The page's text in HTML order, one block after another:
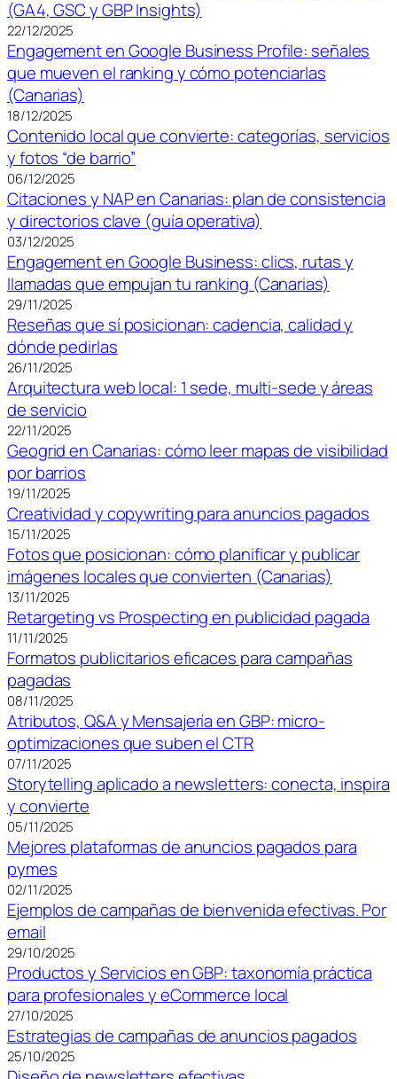
(GA4, GSC y GBP Insights)
22/12/2025
Engagement en Google Business Profile: señales
que mueven el ranking y cómo potenciarlas
(Canarias)
18/12/2025
Contenido local que convierte: categorías, servicios
y fotos “de barrio”
06/12/2025
Citaciones y NAP en Canarias: plan de consistencia
y directorios clave (guía operativa)
03/12/2025
Engagement en Google Business: clics, rutas y
llamadas que empujan tu ranking (Canarias)
29/11/2025
Reseñas que sí posicionan: cadencia, calidad y
dónde pedirlas
26/11/2025
Arquitectura web local: 1 sede, multi-sede y áreas
de servicio
22/11/2025
Geogrid en Canarias: cómo leer mapas de visibilidad
por barrios
19/11/2025
Creatividad y copywriting para anuncios pagados
15/11/2025
Fotos que posicionan: cómo planificar y publicar
imágenes locales que convierten (Canarias)
13/11/2025
Retargeting vs Prospecting en publicidad pagada
11/11/2025
Formatos publicitarios eficaces para campañas
pagadas
08/11/2025
Atributos, Q&A y Mensajería en GBP: micro-
optimizaciones que suben el CTR
07/11/2025
Storytelling aplicado a newsletters: conecta, inspira
y convierte
05/11/2025
Mejores plataformas de anuncios pagados para
pymes
02/11/2025
Ejemplos de campañas de bienvenida efectivas. Por
email
29/10/2025
Productos y Servicios en GBP: taxonomía práctica
para profesionales y eCommerce local
27/10/2025
Estrategias de campañas de anuncios pagados
25/10/2025